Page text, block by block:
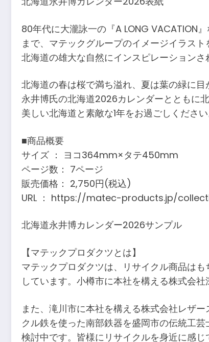
80年代に大瀧詠一の『A LONG VACATION
まで、マテックグループのイメージイラス
北海道の雄大な自然にインスピレーション
北海道の春は桜で満ち溢れ、夏は葉の緑に
永井博氏の北海道2026カレンダーとともに
美しい北海道と素敵な1年をお過ごしください
■商品概要
サイズ ： ヨコ364mm×タテ450mm
ページ数： 7ページ
販売価格： 2,750円(税込)
URL ： https://matec-products.jp/
北海道永井博カレンダー2026サンプル
【マテックプロダクツとは】
マテックプロダクツは、リサイクル商品は
しています。小樽市に本社を構える株式会
また、滝川市に本社を構える株式会社レザ
クル鉄を使った南部鉄器を盛岡市の伝統工
検討中です。皆様にリサイクルを身近に感じ